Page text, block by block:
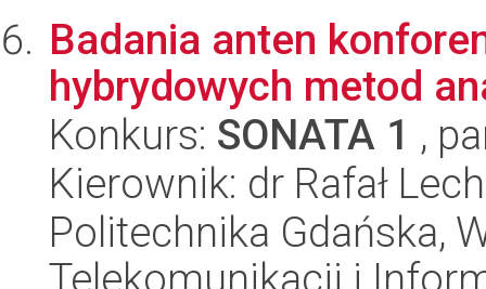
Badania anten
hybrydowych metod
Konkurs: SONATA 1 ,
Kierownik: dr Rafał Lech
Politechnika Gdańska,
Telekomunikacji i